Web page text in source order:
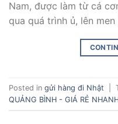
Nam, được làm từ cá
qua quá trình ủ, lên
Posted in gửi hàng đi Nhật
QUẢNG BÌNH - GIÁ RẺ